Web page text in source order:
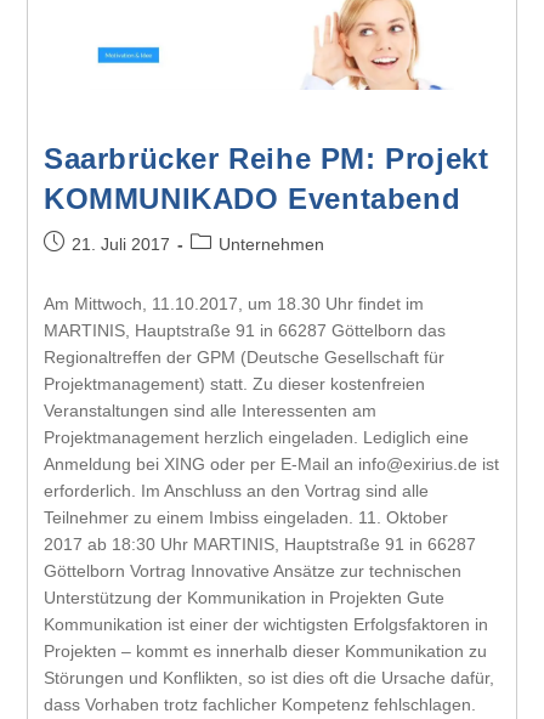
Saarbrücker Reihe PM: Projekt
KOMMUNIKADO Eventabend
21. Juli 2017 Unternehmen
Am Mittwoch, 11.10.2017, um 18.30 Uhr findet im
MARTINIS, Hauptstraße 91 in 66287 Göttelborn das
Regionaltreffen der GPM (Deutsche Gesellschaft für
Projektmanagement) statt. Zu dieser kostenfreien
Veranstaltungen sind alle Interessenten am
Projektmanagement herzlich eingeladen. Lediglich eine
Anmeldung bei XING oder per E-Mail an info@exirius.de ist
erforderlich. Im Anschluss an den Vortrag sind alle
Teilnehmer zu einem Imbiss eingeladen. 11. Oktober
2017 ab 18:30 Uhr MARTINIS, Hauptstraße 91 in 66287
Göttelborn Vortrag Innovative Ansätze zur technischen
Unterstützung der Kommunikation in Projekten Gute
Kommunikation ist einer der wichtigsten Erfolgsfaktoren in
Projekten – kommt es innerhalb dieser Kommunikation zu
Störungen und Konflikten, so ist dies oft die Ursache dafür,
dass Vorhaben trotz fachlicher Kompetenz fehlschlagen.